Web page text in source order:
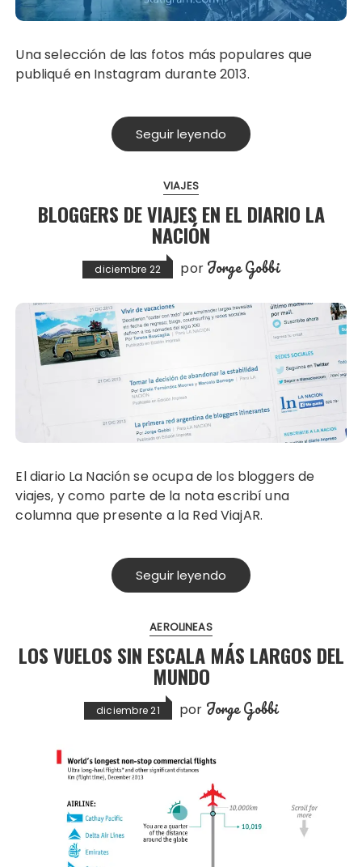
Una selección de las fotos más populares que
publiqué en Instagram durante 2013.
Seguir leyendo
VIAJES
BLOGGERS DE VIAJES EN EL DIARIO LA
NACIÓN
diciembre 22 por Jorge Gobbi
El diario La Nación se ocupa de los bloggers de
viajes, y como parte de la nota escribí una
columna que presente a la Red ViajAR.
Seguir leyendo
AEROLINEAS
LOS VUELOS SIN ESCALA MÁS LARGOS DEL
MUNDO
diciembre 21 por Jorge Gobbi